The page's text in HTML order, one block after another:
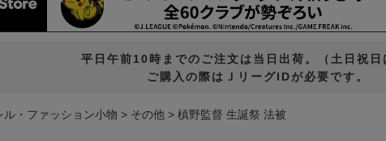
平日午前10時までのご注文は当日出荷。（土日祝日
ご購入の際はＪリーグIDが必要です。
ル・ファッション小物 その他 槙野監督 生誕祭 法被